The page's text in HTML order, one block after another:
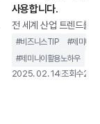
사용합니다.
전 세계 산업 트렌드를
시장을 장악하며AI 기
것 같았던 구글은 예상
습니다.Open AI의
#비즈니스TIP #제미나이
#제미나이활용노하우
2025. 02. 14조회수